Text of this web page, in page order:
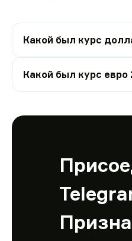
Какой был курс
Какой был курс евро